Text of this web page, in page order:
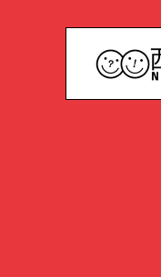
2024.06.18 【FOR